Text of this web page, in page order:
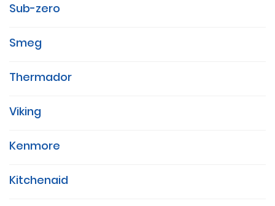
Sub-zero
Smeg
Thermador
Viking
Kenmore
Kitchenaid